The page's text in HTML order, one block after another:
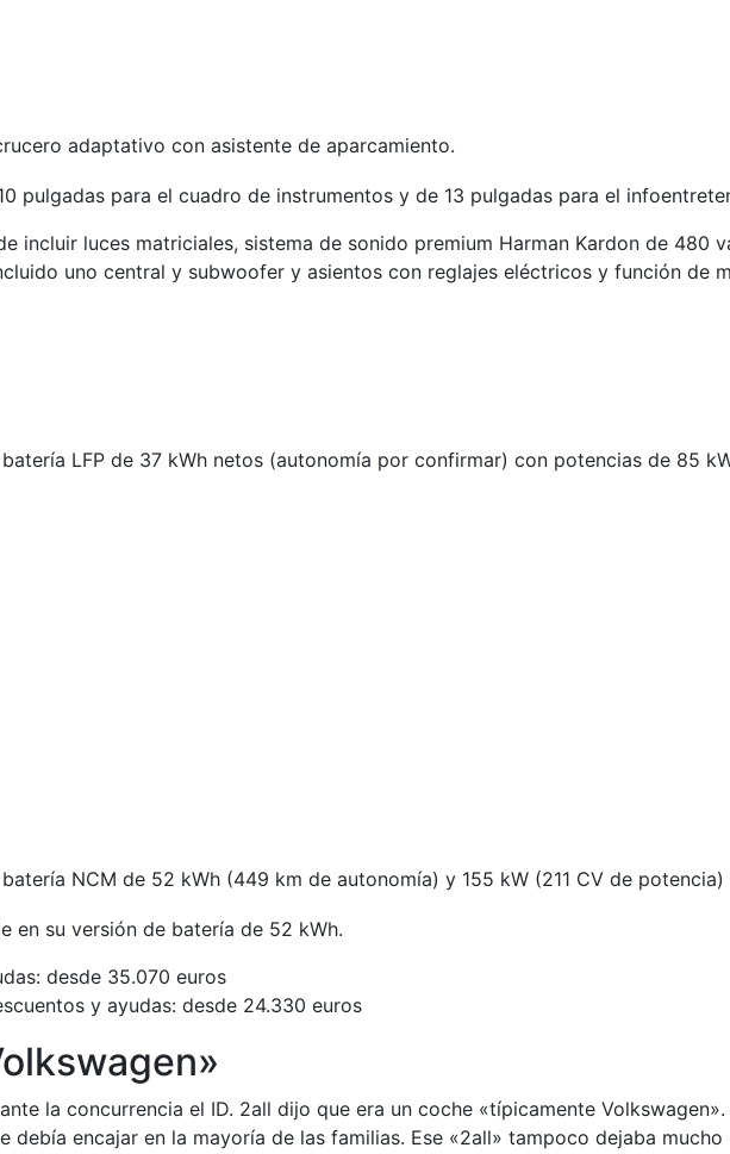
adaptativo con asistente de aparcamiento.
pulgadas para el cuadro de instrumentos y de 13 pulgadas para el
incluir luces matriciales, sistema de sonido premium Harman Kardon de 480
uno central y subwoofer y asientos con reglajes eléctricos y función de
LFP de 37 kWh netos (autonomía por confirmar) con potencias de 85
NCM de 52 kWh (449 km de autonomía) y 155 kW (211 CV de potencia)
en su versión de batería de 52 kWh.
desde 35.070 euros
y ayudas: desde 24.330 euros
la concurrencia el ID. 2all dijo que era un coche «típicamente
debía encajar en la mayoría de las familias. Ese «2all» tampoco dejaba mucho